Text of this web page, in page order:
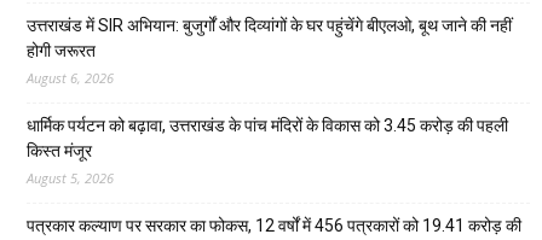
उत्तराखंड में SIR अभियान: बुजुर्गों और दिव्यांगों के घर पहुंचेंगे बीएलओ, बूथ जाने की नहीं
होगी जरूरत
August 6, 2026
धार्मिक पर्यटन को बढ़ावा, उत्तराखंड के पांच मंदिरों के विकास को 3.45 करोड़ की पहली
किस्त मंजूर
August 5, 2026
पत्रकार कल्याण पर सरकार का फोकस, 12 वर्षों में 456 पत्रकारों को 19.41 करोड़ की